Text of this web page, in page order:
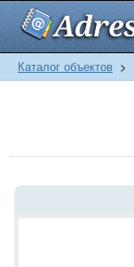
Каталог объектов >